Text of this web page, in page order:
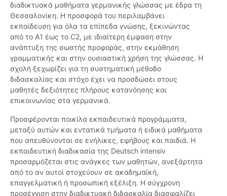
διαδικτυακά μαθήματα γερμανικής γλώσσας με έδρα τη
Θεσσαλονίκη. Η προσφορά του περιλαμβάνει
εκπαίδευση για όλα τα επίπεδα γνώσης, ξεκινώντας
από το Α1 έως το C2, με ιδιαίτερη έμφαση στην
ανάπτυξη της σωστής προφοράς, στην εκμάθηση
γραμματικής και στην ουσιαστική χρήση της γλώσσας. Η
σχολή ξεχωρίζει για τη συστηματική μέθοδο
διδασκαλίας και στόχο έχει να προσδώσει στους
μαθητές δεξιότητες πλήρους κατανόησης και
επικοινωνίας στα γερμανικά.
Προσφέρονται ποικίλα εκπαιδευτικά προγράμματα,
μεταξύ αυτών και εντατικά τμήματα ή ειδικά μαθήματα
που απευθύνονται σε ενήλικες, εφήβους και παιδιά. Η
εκπαιδευτική διαδικασία της Deutsch intensiv
προσαρμόζεται στις ανάγκες των μαθητών, ανεξάρτητα
από το αν αυτοί στοχεύουν σε ακαδημαϊκή,
επαγγελματική ή προσωπική εξέλιξη. Η σύγχρονη
προσέγγιση στην διαδικτυακή διδασκαλία διασφαλίζει